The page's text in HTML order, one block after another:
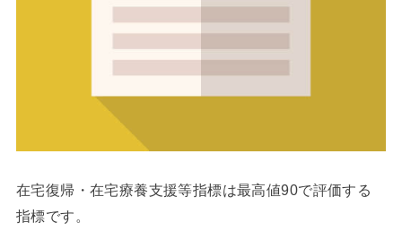
在宅復帰・在宅療養支援等指標は最高値90で評価する
指標です。